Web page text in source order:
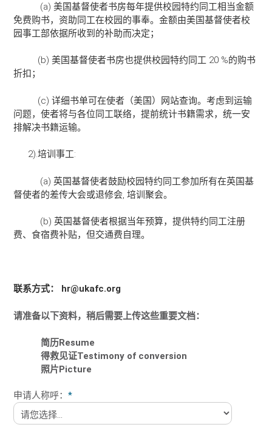
(a) 美国基督使者书房每年提供校园特约同工相当金额
免费购书，资助同工在校园的事奉。金额由美国基督使者校
园事工部依据所收到的补助而决定；
(b) 美国基督使者书房也提供校园特约同工 20 %的购书
折扣；
(c) 详细书单可在使者（美国）网站查询。考虑到运输
问题，使者将与各位同工联络，提前统计书籍需求，统一安
排解决书籍运输。
2).培训事工:
(a) 英国基督使者鼓励校园特约同工参加所有在英国基
督使者的差传大会或退修会, 培训聚会。
(b) 英国基督使者根据当年预算，提供特约同工注册
费、食宿费补贴，但交通费自理。
联系方式： hr@ukafc.org
请准备以下资料，稍后需要上传这些重要文档：
简历Resume
得救见证Testimony of conversion
照片Picture
申请人称呼： *